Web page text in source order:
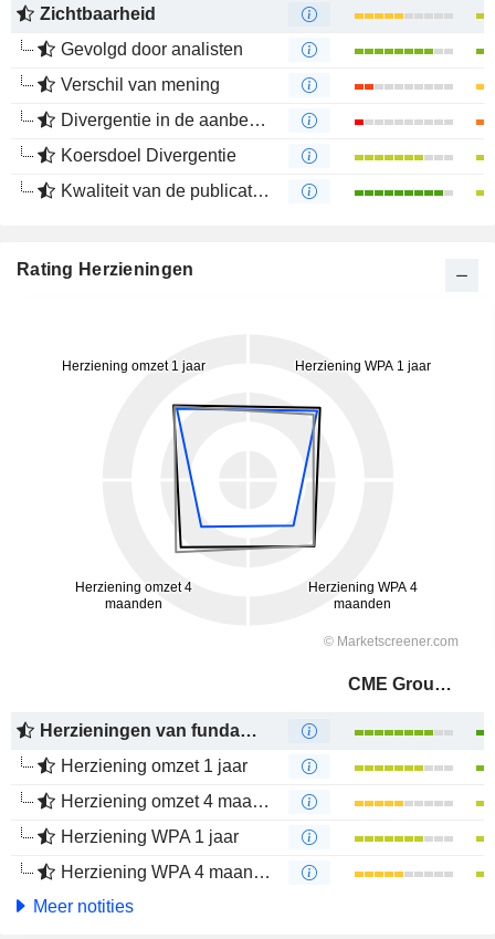
Zichtbaarheid
Gevolgd door analisten
Verschil van mening
Divergentie in de aanbevelingen van analisten
Koersdoel Divergentie
Kwaliteit van de publicaties
Rating Herzieningen
CME Group Inc.
Herzieningen van fundamenten
Herziening omzet 1 jaar
Herziening omzet 4 maanden
Herziening WPA 1 jaar
Herziening WPA 4 maanden
Meer notities